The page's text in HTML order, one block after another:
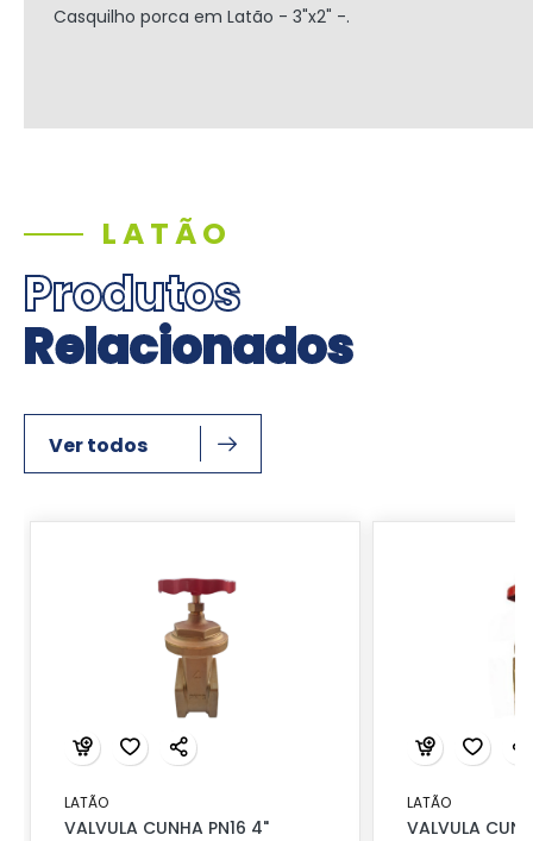
Casquilho porca em Latão - 3"x2" -.
LATÃO
Produtos
Relacionados
Ver todos
LATÃO
VALVULA CUNHA PN16 4"
LATÃO
VALVULA